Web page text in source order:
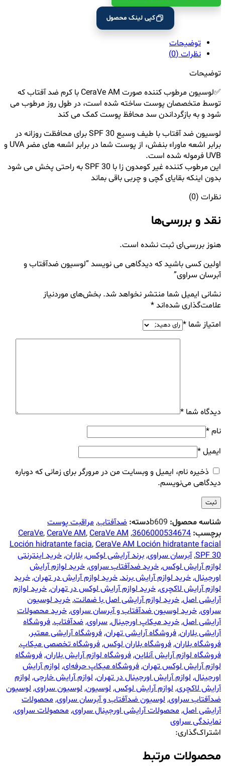
کپی لینک محصول
توضیحات
نظرات (0)
توضیحات
✅لوسیون مرطوب کننده صورت CeraVe AM با کرم ضد آفتاب که
توسط متخصصان پوست ساخته شده است، در طول روز مرطوب می
شود و به بازگرداندن سد محافظ پوست کمک می کند
لوسیون ضد آفتاب با طیف وسیع SPF 30 برای محافظت روزانه در
برابر اشعه ماوراء بنفش، از پوست شما در برابر اشعه های مضر UVA و
UVB فرموله شده است.
این مرطوب کننده غیر کومدون زا با SPF 30 به راحتی پخش می شود
بدون اینکه بقایای گچی و چربی باقی بماند
نظرات (0)
نقد و بررسی‌ها
هنوز بررسی‌ای ثبت نشده است.
اولین کسی باشید که دیدگاهی می نویسد “لوسیون ضدآفتاب و
آبرسان سراوی”
نشانی ایمیل شما منتشر نخواهد شد. بخش‌های موردنیاز
علامت‌گذاری شده‌اند*
امتیاز شما *
دیدگاه شما *
نام*
ایمیل*
ذخیره نام، ایمیل و وبسایت من در مرورگر برای زمانی که دوباره
دیدگاهی می‌نویسم.
شناسه محصول: b609دسته: ضدآفتاب,مراقبت پوست
برچسب: 3606000534674
,
CeraVe,CeraVe AM,CeraVe AM
Loción hidratante facia,CeraVe AM Loción hidratante facial
SPF 30
,آبرسان سراوی,برند آرایشی لوکس,بلاران,خرید اینترنتی
لوازم آرایش لوکس,خرید ضدآفتاب سراوی,خرید لوازم آرایش
اورجینال,خرید لوازم آرایش برند,خرید لوازم آرایش در تهران,خرید
لوازم آرایش لاکچری,خرید لوازم آرایش لوکس در تهران,خرید لوازم
آرایشی اصل,خرید لوازم آرایشی اصل با ضمانت,خرید لوسیون
سراوی,خرید لوسیون ضدآفتاب و آبرسان سراوی,خرید محصولات
آرایشی اصل,خرید میکاپ اورجینال,سراوی,ضدآفتاب,فروشگاه
آرایشی بلاران,فروشگاه آرایشی تهران,فروشگاه آرایشی معتبر,
فروشگاه بلاران,فروشگاه بلاران لوکس,فروشگاه تخصصی میکاپ,
فروشگاه لوازم آرایش آنلاین,فروشگاه لوازم آرایش بلاران,فروشگاه
لوازم آرایش لوکس تهران,فروشگاه میکاپ حرفه‌ای,لوازم آرایش
اورجینال,لوازم آرایش اورجینال در تهران,لوازم آرایش خارجی,لوازم
آرایش لاکچری,لوازم آرایش لوکس,لوسیون,لوسیون سراوی,لوسیون
ضدآفتاب سراوی,لوسیون ضدآفتاب و آبرسان سراوی,محصولات
آرایشی اصل,محصولات آرایشی اورجینال سراوی,محصولات سراوی,
نمایندگی سراوی
اشتراک‌گذاری:
محصولات مرتبط